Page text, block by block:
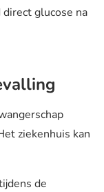
glucose na
ziekenhuis kan
de